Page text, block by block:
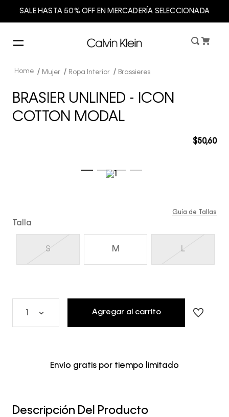
SALE HASTA 50% OFF EN MERCADERÍA SELECCIONADA
Mujer Ropa Interior Brassieres
BRASIER UNLINED - ICON
COTTON MODAL
$50,60
Talla
S M L
Guía de Tallas
Agregar al carrito
Envío gratis por tiempo limitado
Descripción Del Producto